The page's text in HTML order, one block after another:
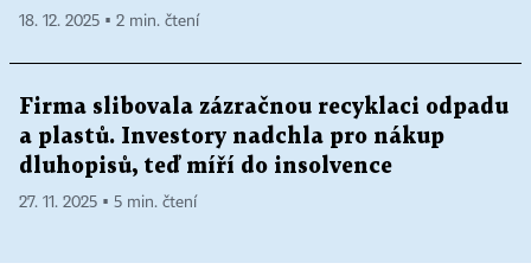
18. 12. 2025 ▪ 2 min. čtení
Firma slibovala zázračnou recyklaci odpadu
a plastů. Investory nadchla pro nákup
dluhopisů, teď míří do insolvence
27. 11. 2025 ▪ 5 min. čtení